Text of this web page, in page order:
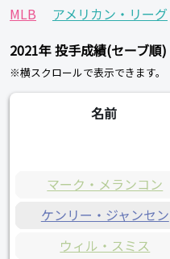
MLB
アメリカン・リーグ
2021年 投手成績(セーブ順)
※横スクロールで表示できます。
名前
マーク・メランコン
ケンリー・ジャンセン
ウィル・スミス